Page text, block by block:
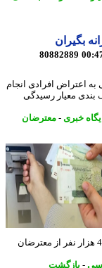
80882889
افرادی انجام
معیار رسیدگی
خبری- معترضان
یارانه آنها قطع شده است. تاکنون 450 هزار نفر از معترضان
-بازگشت